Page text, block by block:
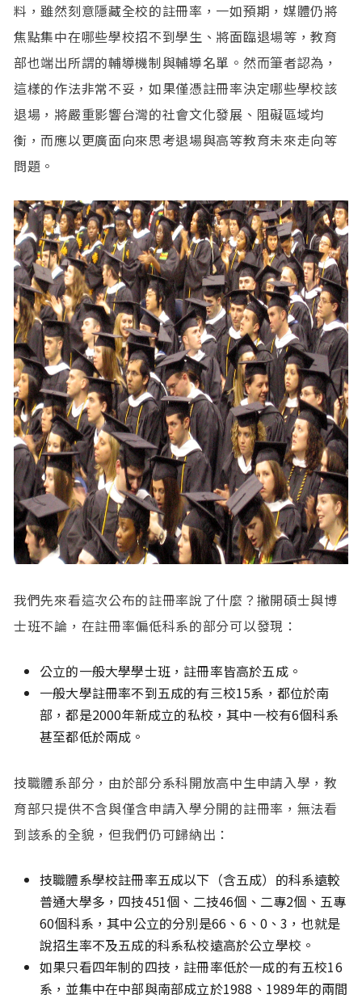
料，雖然刻意隱藏全校的註冊率，一如預期，媒體仍將
焦點集中在哪些學校招不到學生、將面臨退場等，教育
部也端出所謂的輔導機制與輔導名單。然而筆者認為，
這樣的作法非常不妥，如果僅憑註冊率決定哪些學校該
退場，將嚴重影響台灣的社會文化發展、阻礙區域均
衡，而應以更廣面向來思考退場與高等教育未來走向等
問題。
我們先來看這次公布的註冊率說了什麼？撇開碩士與博
士班不論，在註冊率偏低科系的部分可以發現：
公立的一般大學學士班，註冊率皆高於五成。
一般大學註冊率不到五成的有三校15系，都位於南
部，都是2000年新成立的私校，其中一校有6個科系
甚至都低於兩成。
技職體系部分，由於部分系科開放高中生申請入學，教
育部只提供不含與僅含申請入學分開的註冊率，無法看
到該系的全貌，但我們仍可歸納出：
技職體系學校註冊率五成以下（含五成）的科系遠較
普通大學多，四技451個、二技46個、二專2個、五專
60個科系，其中公立的分別是66、6、0、3，也就是
說招生率不及五成的科系私校遠高於公立學校。
如果只看四年制的四技，註冊率低於一成的有五校16
系，並集中在中部與南部成立於1988、1989年的兩間